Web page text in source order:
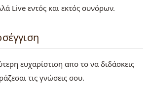
Live εντός και εκτός συνόρων.
ευχαρίστιση απο το να διδάσκεις
τις γνώσεις σου.